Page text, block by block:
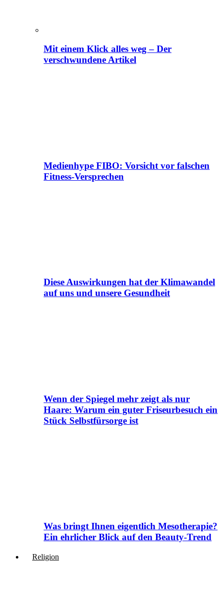
Mit einem Klick alles weg – Der
verschwundene Artikel
Medienhype FIBO: Vorsicht vor falschen
Fitness-Versprechen
Diese Auswirkungen hat der Klimawandel
auf uns und unsere Gesundheit
Wenn der Spiegel mehr zeigt als nur
Haare: Warum ein guter Friseurbesuch ein
Stück Selbstfürsorge ist
Was bringt Ihnen eigentlich Mesotherapie?
Ein ehrlicher Blick auf den Beauty-Trend
Religion